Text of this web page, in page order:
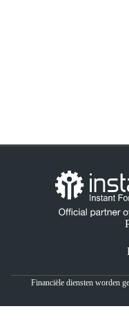
Financiële diensten worden